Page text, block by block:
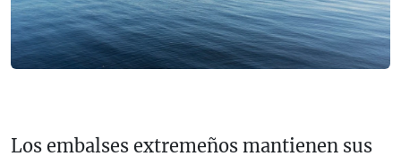
Los embalses extremeños mantienen sus